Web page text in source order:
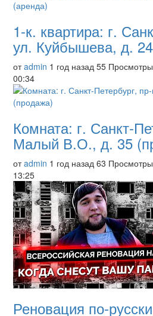
1-к. квартира: г.
ул. Куйбышева, д.
отadmin 1 год назад 55 Просмотры
00:34
Комната: г. Санкт-
Малый В.О., д. 35
отadmin 1 год назад 63 Просмотры
13:25
Реновация по-